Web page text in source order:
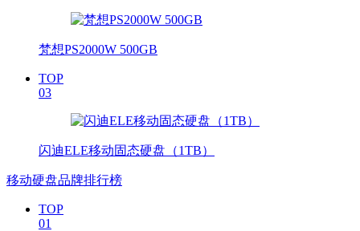
梵想PS2000W 500GB
TOP
03
闪迪ELE移动固态硬盘（1TB）
移动硬盘品牌排行榜
TOP
01